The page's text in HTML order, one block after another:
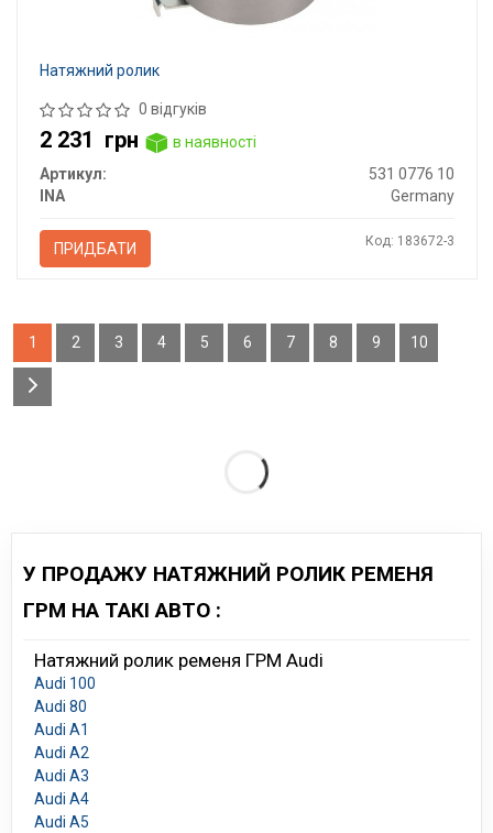
Натяжний ролик
0 відгуків
2 231 грн
в наявності
Артикул:
531 0776 10
INA
Germany
ПРИДБАТИ Код: 183672-3
1 2 3 4 5 6 7 8 9 10
У ПРОДАЖУ НАТЯЖНИЙ РОЛИК РЕМЕНЯ
ГРМ НА ТАКІ АВТО :
Натяжний ролик ременя ГРМ Audi
Audi 100
Audi 80
Audi A1
Audi A2
Audi A3
Audi A4
Audi A5